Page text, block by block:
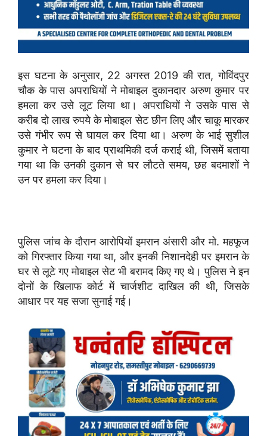
इस घटना के अनुसार, 22 अगस्त 2019 की रात, गोविंदपुर
चौक के पास अपराधियों ने मोबाइल दुकानदार अरुण कुमार पर
हमला कर उसे लूट लिया था। अपराधियों ने उसके पास से
करीब दो लाख रुपये के मोबाइल सेट छीन लिए और चाकू मारकर
उसे गंभीर रूप से घायल कर दिया था। अरुण के भाई सुशील
कुमार ने घटना के बाद प्राथमिकी दर्ज कराई थी, जिसमें बताया
गया था कि उनकी दुकान से घर लौटते समय, छह बदमाशों ने
उन पर हमला कर दिया।
पुलिस जांच के दौरान आरोपियों इमरान अंसारी और मो. महफूज
को गिरफ्तार किया गया था, और इनकी निशानदेही पर इमरान के
घर से लूटे गए मोबाइल सेट भी बरामद किए गए थे। पुलिस ने इन
दोनों के खिलाफ कोर्ट में चार्जशीट दाखिल की थी, जिसके
आधार पर यह सजा सुनाई गई।